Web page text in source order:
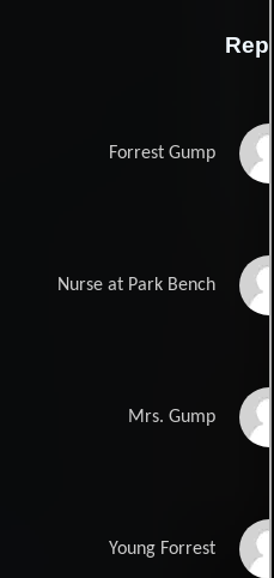
Forrest Gump
Nurse at Park Bench
Mrs. Gump
Young Forrest